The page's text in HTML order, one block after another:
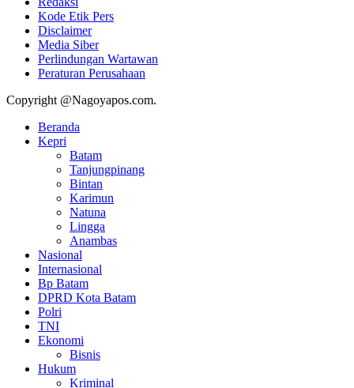
Kode Etik Pers
Disclaimer
Media Siber
Perlindungan Wartawan
Peraturan Perusahaan
Copyright @Nagoyapos.com.
Beranda
Kepri
Batam
Tanjungpinang
Bintan
Karimun
Natuna
Lingga
Anambas
Nasional
Internasional
Bp Batam
DPRD Kota Batam
Polri
TNI
Ekonomi
Bisnis
Hukum
Kriminal